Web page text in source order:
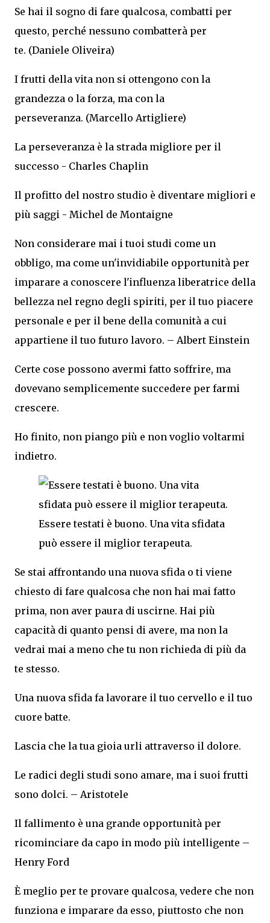
Se hai il sogno di fare qualcosa, combatti per
questo, perché nessuno combatterà per
te. (Daniele Oliveira)
I frutti della vita non si ottengono con la
grandezza o la forza, ma con la
perseveranza. (Marcello Artigliere)
La perseveranza è la strada migliore per il
successo - Charles Chaplin
Il profitto del nostro studio è diventare migliori e
più saggi - Michel de Montaigne
Non considerare mai i tuoi studi come un
obbligo, ma come un'invidiabile opportunità per
imparare a conoscere l'influenza liberatrice della
bellezza nel regno degli spiriti, per il tuo piacere
personale e per il bene della comunità a cui
appartiene il tuo futuro lavoro. – Albert Einstein
Certe cose possono avermi fatto soffrire, ma
dovevano semplicemente succedere per farmi
crescere.
Ho finito, non piango più e non voglio voltarmi
indietro.
Essere testati è buono. Una vita sfidata
può essere il miglior terapeuta.
Se stai affrontando una nuova sfida o ti viene
chiesto di fare qualcosa che non hai mai fatto
prima, non aver paura di uscirne. Hai più
capacità di quanto pensi di avere, ma non la
vedrai mai a meno che tu non richieda di più da
te stesso.
Una nuova sfida fa lavorare il tuo cervello e il tuo
cuore batte.
Lascia che la tua gioia urli attraverso il dolore.
Le radici degli studi sono amare, ma i suoi frutti
sono dolci. – Aristotele
Il fallimento è una grande opportunità per
ricominciare da capo in modo più intelligente –
Henry Ford
È meglio per te provare qualcosa, vedere che non
funziona e imparare da esso, piuttosto che non